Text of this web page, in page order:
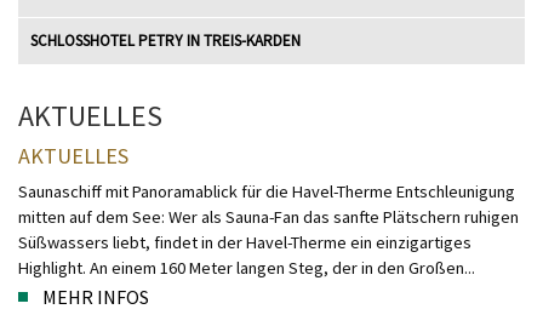
SCHLOSSHOTEL PETRY IN TREIS-KARDEN
AKTUELLES
AKTUELLES
Saunaschiff mit Panoramablick für die Havel-Therme Entschleunigung
mitten auf dem See: Wer als Sauna-Fan das sanfte Plätschern ruhigen
Süßwassers liebt, findet in der Havel-Therme ein einzigartiges
Highlight. An einem 160 Meter langen Steg, der in den Großen...
MEHR INFOS